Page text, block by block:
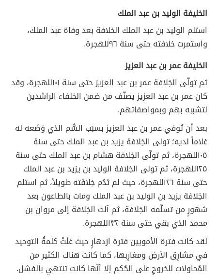
الخليفة الوليد بن عبد الملك
استلم الوليد بن عبد الملك الخلافة بعد وفاة عبد الملك،
واستمرت خلافته حتى سنة ٩٦للهجرة.
الخليفة عمر بن عبد العزيز
ثم تولّى الخِلافة عمر بن عبد العزيز حتى سنة ١٠١للهجرة، وقد
كان عمر بن عبد العزيز يصنّف من ضمن الخلفاء الراشدين
لتشببه بهم وبمواصفاتهم.
بعد أن تُوفي عمر بن عبد العزيز بسبَب السُّم الذي وَضَعه له
غلاماً لديه؛ تولى الخِلافة يزيد بن عبد الملك حتى سنة
١٠٥للهجرة، ثم تولّى الخِلافة هشام بن عبد الملك حتى سنة
١٢٥للهجرة، ثم تولى الخِلافة الوليد بن يزيد بن عبد الملك
حتى سنة ١٢٦للهجرة، حيث لم تَدُم خِلافَته طويلاً، ثم استلم
الخِلافة يزيد بن الوليد بن عبد الملك ومات بالطاعون بعد
شهورٍ من تسلّمه الخِلافة، ثم آلت الخِلافة إلى مروان بن
محمد الذي بقي حتى سنة ١٣٢للهجرة.
لقد كانت فترة الأمويين فترة ازدهارٍ حيث عَلَتْ كلمةُ التوحيد
في مشارِق الأرضِ ومغارِبها، كما كانت هناك الكثير من
المُحاولات للخروجِ على الحُكم إلا أنّها كانت تنتهي بالفشل.